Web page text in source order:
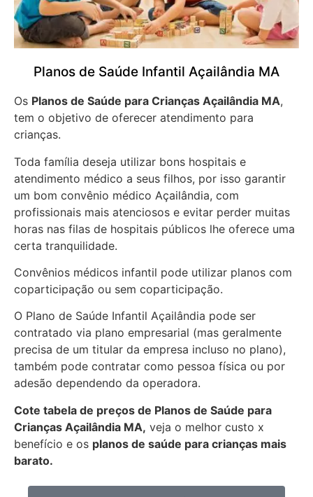
Planos de Saúde Infantil Açailândia MA
Os Planos de Saúde para Crianças Açailândia MA,
tem o objetivo de oferecer atendimento para
crianças.
Toda família deseja utilizar bons hospitais e
atendimento médico a seus filhos, por isso garantir
um bom convênio médico Açailândia, com
profissionais mais atenciosos e evitar perder muitas
horas nas filas de hospitais públicos lhe oferece uma
certa tranquilidade.
Convênios médicos infantil pode utilizar planos com
coparticipação ou sem coparticipação.
O Plano de Saúde Infantil Açailândia pode ser
contratado via plano empresarial (mas geralmente
precisa de um titular da empresa incluso no plano),
também pode contratar como pessoa física ou por
adesão dependendo da operadora.
Cote tabela de preços de Planos de Saúde para
Crianças Açailândia MA, veja o melhor custo x
benefício e os planos de saúde para crianças mais
barato.